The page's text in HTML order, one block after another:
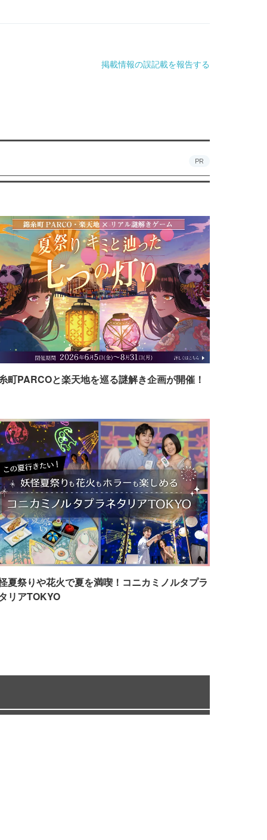
掲載情報の誤記載を報告する
PR
町PARCOと楽天地を巡る謎解き企画が開催！
夏祭りや花火で夏を満喫！コニカミノルタプラ
リアTOKYO